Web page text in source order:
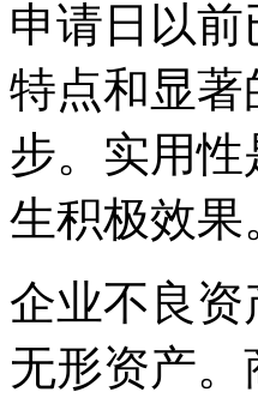
申请日以
特点和显
步。实用
生积极效果
企业不良
无形资产